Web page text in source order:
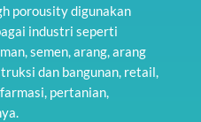
porousity digunakan
industri seperti
semen, arang, arang
dan bangunan, retail,
pertanian,